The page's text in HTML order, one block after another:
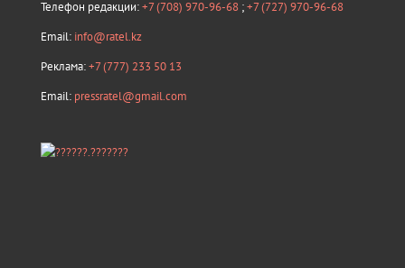
Телефон редакции:+7 (708) 970-96-68 ;+7 (727) 970-96-68
Email: info@ratel.kz
Реклама:+7 (777) 233 50 13
Email: pressratel@gmail.com